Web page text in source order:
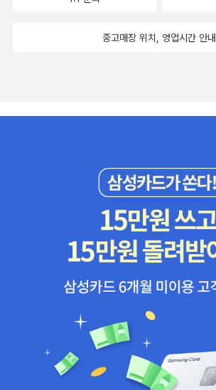
중고매장 위치, 영업시간 안내